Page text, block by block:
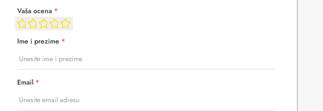
Vaša ocena *
Ime i prezime *
Email *